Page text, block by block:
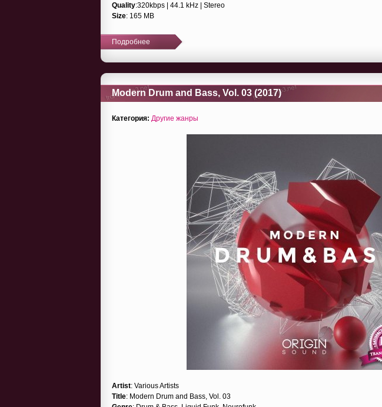
Quality:320kbps | 44.1 kHz | Stereo
Size: 165 MB
Подробнее
Modern Drum and Bass, Vol. 03 (2017)
Категория: Другие жанры
Artist: Various Artists
Title: Modern Drum and Bass, Vol. 03